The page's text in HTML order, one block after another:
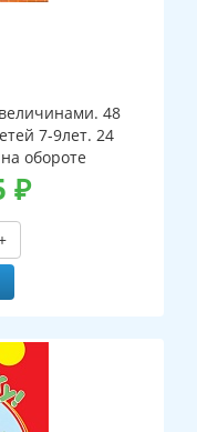
48
7-9лет. 24
на обороте
₽